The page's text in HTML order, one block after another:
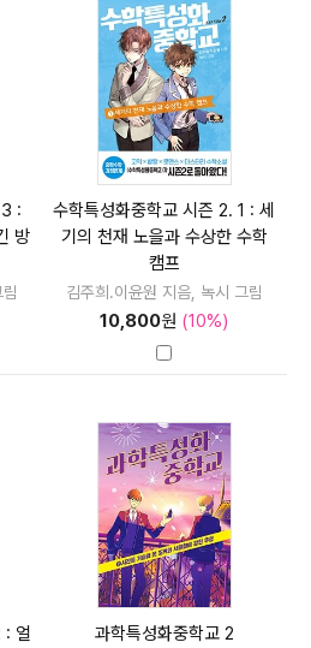
:
방
수학특성화중학교 시즌 2. 1 : 세
기의 천재 노을과 수상한 수학
캠프
김주희.이윤원 지음, 녹시 그림
10,800원 (10%)
: 얼
과학특성화중학교 2